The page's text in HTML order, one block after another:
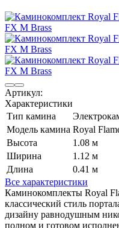
Артикул:
Характеристики
Тип камина
Модель камина Royal
Высота
1.08 м
Ширина
1.12 м
Длина
0.41 м
Все характеристики
Каминокомплекты Royal
классический стиль
дизайну равнодушным
полном и готовом